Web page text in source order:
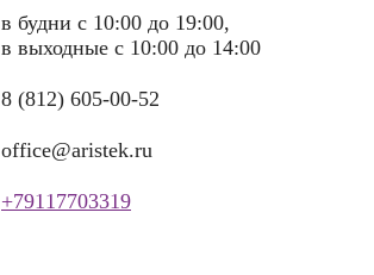
в будни с 10:00 до 19:00,
в выходные с 10:00 до 14:00
8 (812) 605-00-52
office@aristek.ru
+79117703319